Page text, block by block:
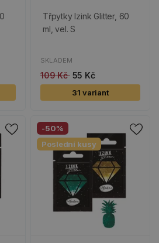
Třpytky Izink Glitter, 60
ml, vel. S
SKLADEM
109 Kč 55 Kč
31 variant
-50%
Poslední kusy